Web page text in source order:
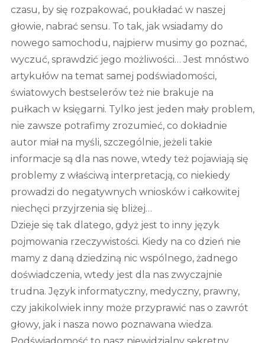
czasu, by się rozpakować, poukładać w naszej
głowie, nabrać sensu. To tak, jak wsiadamy do
nowego samochodu, najpierw musimy go poznać,
wyczuć, sprawdzić jego możliwości… Jest mnóstwo
artykułów na temat samej podświadomości,
światowych bestselerów też nie brakuje na
pułkach w księgarni. Tylko jest jeden mały problem,
nie zawsze potrafimy zrozumieć, co dokładnie
autor miał na myśli, szczególnie, jeżeli takie
informacje są dla nas nowe, wtedy też pojawiają się
problemy z właściwą interpretacją, co niekiedy
prowadzi do negatywnych wniosków i całkowitej
niechęci przyjrzenia się bliżej…
Dzieje się tak dlatego, gdyż jest to inny język
pojmowania rzeczywistości. Kiedy na co dzień nie
mamy z daną dziedziną nic wspólnego, żadnego
doświadczenia, wtedy jest dla nas zwyczajnie
trudna. Język informatyczny, medyczny, prawny,
czy jakikolwiek inny może przyprawić nas o zawrót
głowy, jak i nasza nowo poznawana wiedza.